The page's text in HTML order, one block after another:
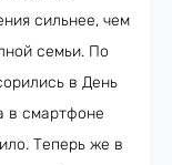
сильнее, чем
семьи. По
в День
в смартфоне
Теперь же в